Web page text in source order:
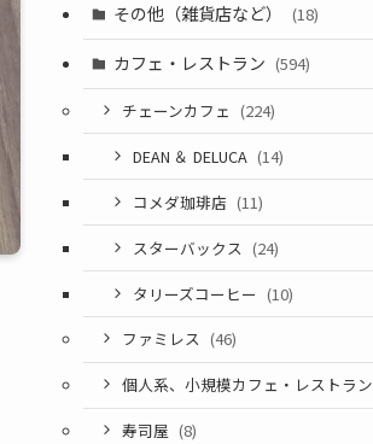
その他（雑貨店など） (18)
カフェ・レストラン (594)
チェーンカフェ (224)
DEAN ＆ DELUCA (14)
コメダ珈琲店 (11)
スターバックス (24)
タリーズコーヒー (10)
ファミレス (46)
個人系、小規模カフェ・レストラン
寿司屋 (8)